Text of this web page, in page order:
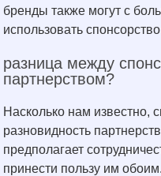
бренды также могут с
использовать
разница между
партнерством?
Насколько нам известно,
разновидность
предполагает
принести пользу им обоим.